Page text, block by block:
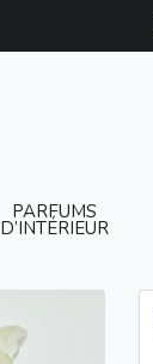
PARFUMS
D’INTÉRIEUR